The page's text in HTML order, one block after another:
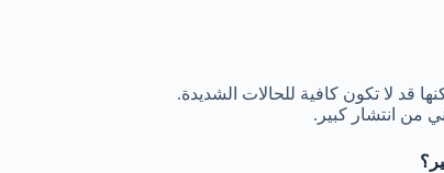
قد لا تكون كافية للحالات الشديدة.
من انتشار كبير.